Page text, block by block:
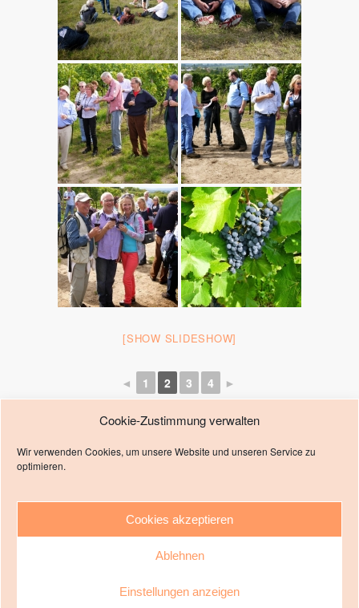
Cookie-Zustimmung verwalten
Wir verwenden Cookies, um unsere Website und unseren Service zu
optimieren.
Cookies akzeptieren
Ablehnen
Einstellungen anzeigen
[SHOW SLIDESHOW]
◄ 1 2 3 4 ►
Zum Seitenanfang